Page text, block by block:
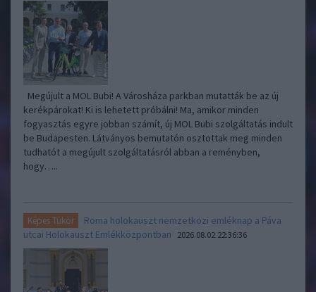
Megújult a MOL Bubi! A Városháza parkban mutatták be az új
kerékpárokat! Ki is lehetett próbálni! Ma, amikor minden
fogyasztás egyre jobban számít, új MOL Bubi szolgáltatás indult
be Budapesten. Látványos bemutatón osztottak meg minden
tudhatót a megújult szolgáltatásról abban a reményben,
hogy…..
Képes Tükör
Roma holokauszt nemzetközi emléknap a Páva
utcai Holokauszt Emlékközpontban
2026.08.02 22:36:36